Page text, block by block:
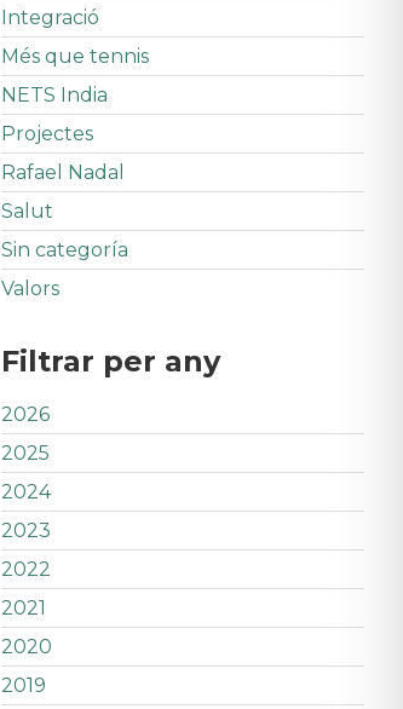
Integració
Més que tennis
NETS India
Projectes
Rafael Nadal
Salut
Sin categoría
Valors
Filtrar per any
2026
2025
2024
2023
2022
2021
2020
2019